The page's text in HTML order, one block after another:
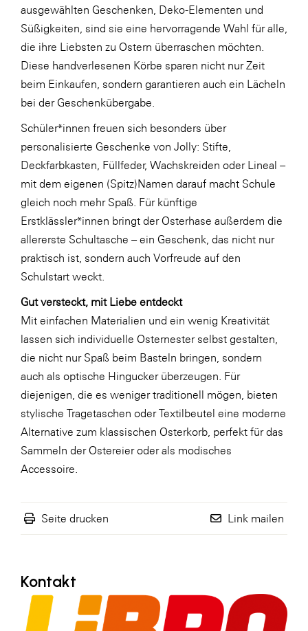
SeneCura
SERVICE&MORE
SKINUANCE®
Somfy
Sony DADC
SPIEGLTEC
STIHL Tirol
Trend Micro
TAG GmbH
VALETTA
Verband Druck Medien Österreich
Wirtschaftskammer Salzburg
WKS Fachgruppe Fahrzeughandel und
Fahrzeugtechnik
WKS Fachgruppe Finanzdienstleister
WK UBIT
Zühlke
Media
ausgewählten Geschenken, Deko-Elementen und
Süßigkeiten, sind sie eine hervorragende Wahl für alle,
die ihre Liebsten zu Ostern überraschen möchten.
Diese handverlesenen Körbe sparen nicht nur Zeit
beim Einkaufen, sondern garantieren auch ein Lächeln
bei der Geschenkübergabe.
Schüler*innen freuen sich besonders über
personalisierte Geschenke von Jolly: Stifte,
Deckfarbkasten, Füllfeder, Wachskreiden oder Lineal –
mit dem eigenen (Spitz)Namen darauf macht Schule
gleich noch mehr Spaß. Für künftige
Erstklässler*innen bringt der Osterhase außerdem die
allererste Schultasche – ein Geschenk, das nicht nur
praktisch ist, sondern auch Vorfreude auf den
Schulstart weckt.
Gut versteckt, mit Liebe entdeckt
Mit einfachen Materialien und ein wenig Kreativität
lassen sich individuelle Osternester selbst gestalten,
die nicht nur Spaß beim Basteln bringen, sondern
auch als optische Hingucker überzeugen. Für
diejenigen, die es weniger traditionell mögen, bieten
stylische Tragetaschen oder Textilbeutel eine moderne
Alternative zum klassischen Osterkorb, perfekt für das
Sammeln der Ostereier oder als modisches
Accessoire.
Seite drucken Link mailen
Kontakt